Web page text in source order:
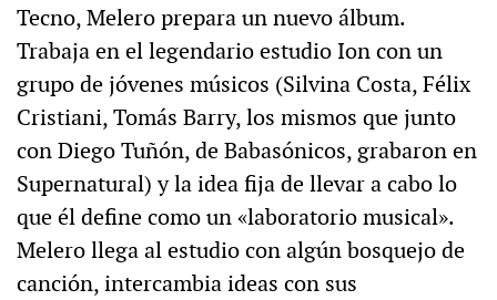
Tecno, Melero prepara un nuevo álbum.
Trabaja en el legendario estudio Ion con un
grupo de jóvenes músicos (Silvina Costa, Félix
Cristiani, Tomás Barry, los mismos que junto
con Diego Tuñón, de Babasónicos, grabaron en
Supernatural) y la idea fija de llevar a cabo lo
que él define como un «laboratorio musical».
Melero llega al estudio con algún bosquejo de
canción, intercambia ideas con sus